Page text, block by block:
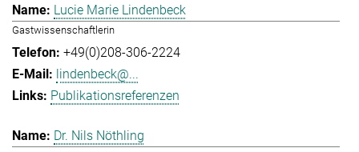
Lucie Marie Lindenbeck
Gastwissenschaftlerin
+49(0)208-306-2224
lindenbeck@...
Publikationsreferenzen
Dr. Nils Nöthling